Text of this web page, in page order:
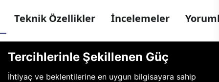
Teknik Özellikler İncelemeler
Tercihlerinle Şekillenen Güç
İhtiyaç ve beklentilerine en uygun bilgisayara sahip